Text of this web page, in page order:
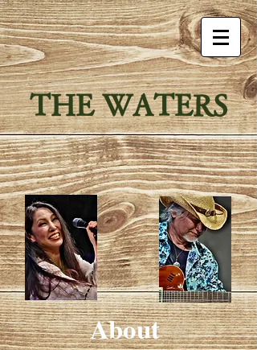
THE WATERS
About